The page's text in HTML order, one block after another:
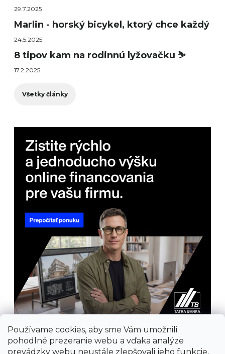
Používame cookies, aby sme Vám umožnili
pohodlné prezeranie webu a vďaka analýze
prevádzky webu neustále zlepšovali jeho funkcie,
29.7.2025
Marlin - horský bicykel, ktorý chce každý
24.5.2025
8 tipov kam na rodinnú lyžovačku ⛷️
17.2.2025
Všetky články